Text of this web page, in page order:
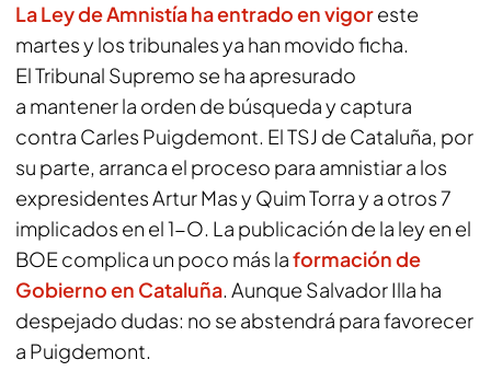
La Ley de Amnistía ha entrado en vigoreste
martes y los tribunales ya han movido ficha.
El Tribunal Supremo se ha apresurado
a mantener la orden de búsqueda y captura
contra Carles Puigdemont. El TSJ de Cataluña, por
su parte, arranca el proceso para amnistiar a los
expresidentes Artur Mas y Quim Torra y a otros 7
implicados en el 1-O. La publicación de la ley en el
BOE complica un poco más laformación de
Gobierno en Cataluña. Aunque Salvador Illa ha
despejado dudas: no se abstendrá para favorecer
a Puigdemont.